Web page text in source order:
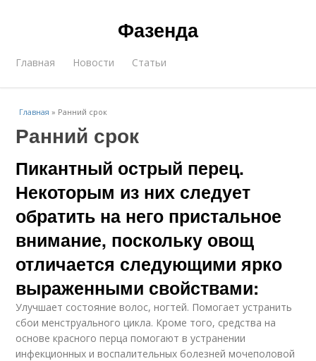
Фазенда
Главная Новости Статьи
Главная » Ранний срок
Ранний срок
Пикантный острый перец.
Некоторым из них следует
обратить на него пристальное
внимание, поскольку овощ
отличается следующими ярко
выраженными свойствами:
Улучшает состояние волос, ногтей. Помогает устранить
сбои менструального цикла. Кроме того, средства на
основе красного перца помогают в устранении
инфекционных и воспалительных болезней мочеполовой